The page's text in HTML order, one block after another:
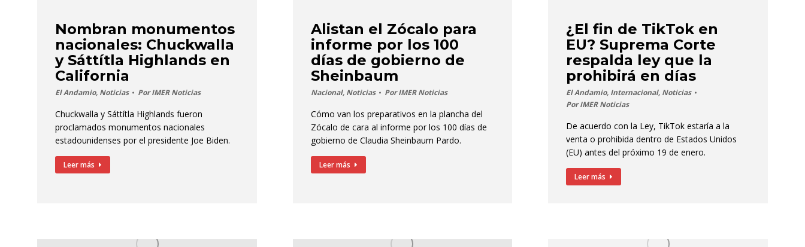
Nombran monumentos
nacionales: Chuckwalla
y Sáttítla Highlands en
California
El Andamio, Noticias PorIMER Noticias
Chuckwalla y Sáttítla Highlands fueron
proclamados monumentos nacionales
estadounidenses por el presidente Joe Biden.
Leer más
Alistan el Zócalo para
informe por los 100
días de gobierno de
Sheinbaum
Nacional, Noticias PorIMER Noticias
Cómo van los preparativos en la plancha del
Zócalo de cara al informe por los 100 días de
gobierno de Claudia Sheinbaum Pardo.
Leer más
¿El fin de TikTok en
EU? Suprema Corte
respalda ley que la
prohibirá en días
El Andamio, Internacional, Noticias
PorIMER Noticias
De acuerdo con la Ley, TikTok estaría a la
venta o prohibida dentro de Estados Unidos
(EU) antes del próximo 19 de enero.
Leer más